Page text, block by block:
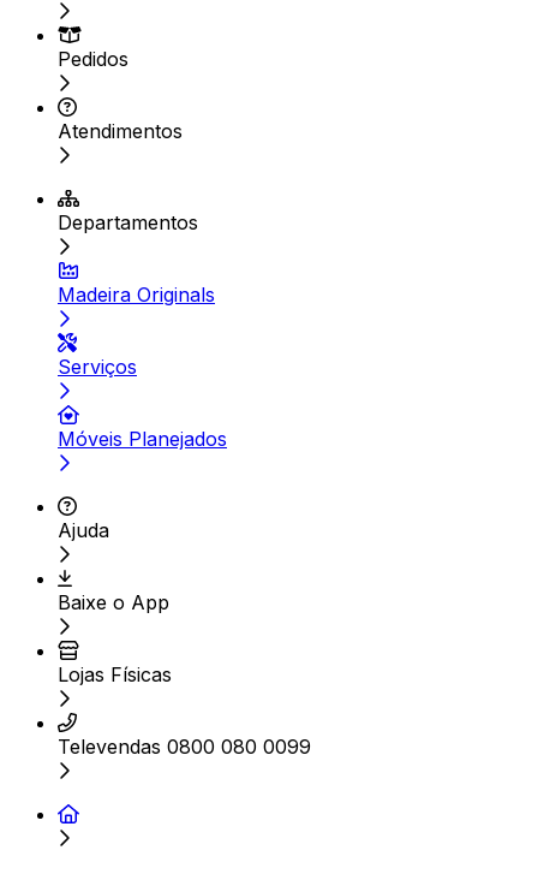
Pedidos
Atendimentos
Departamentos
Madeira Originals
Serviços
Móveis Planejados
Ajuda
Baixe o App
Lojas Físicas
Televendas 0800 080 0099